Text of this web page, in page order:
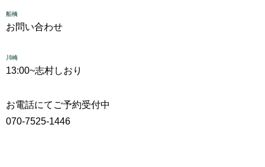
船橋
お問い合わせ
川崎
13:00~志村しおり
お電話にてご予約受付中
070-7525-1446